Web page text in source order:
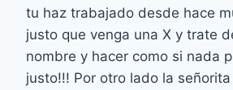
tu haz trabajado desde hace
justo que venga una X y trate
nombre y hacer como si nada
justo!!! Por otro lado la